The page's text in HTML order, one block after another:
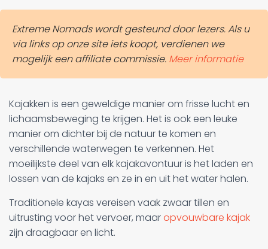
Extreme Nomads wordt gesteund door lezers. Als u
via links op onze site iets koopt, verdienen we
mogelijk een affiliate commissie. Meer informatie
Kajakken is een geweldige manier om frisse lucht en
lichaamsbeweging te krijgen. Het is ook een leuke
manier om dichter bij de natuur te komen en
verschillende waterwegen te verkennen. Het
moeilijkste deel van elk kajakavontuur is het laden en
lossen van de kajaks en ze in en uit het water halen.
Traditionele kayas vereisen vaak zwaar tillen en
uitrusting voor het vervoer, maaropvouwbare kajak
zijn draagbaar en licht.